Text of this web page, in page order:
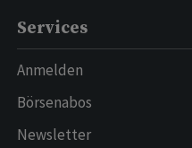
Services
Anmelden
Börsenabos
Newsletter